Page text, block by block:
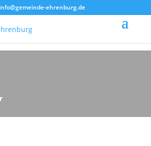
info@gemeinde-ehrenburg.de
Kranz